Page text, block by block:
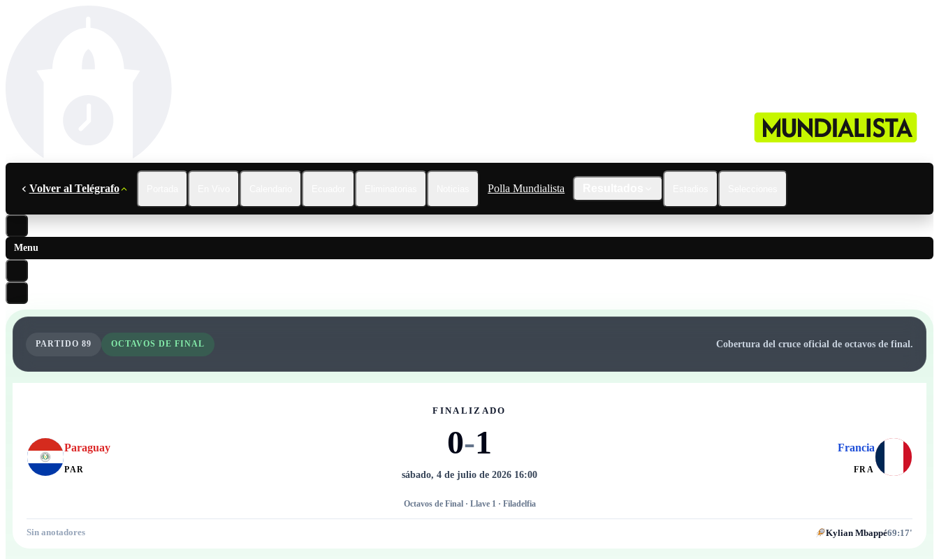
Volver al Telégrafo Polla Mundialista
Menu
PARTIDO 89 OCTAVOS DE FINAL Cobertura del cruce oficial de octavos de final.
Paraguay
PAR
FINALIZADO
0-1
sábado, 4 de julio de 2026 16:00
Octavos de Final · Llave 1 · Filadelfia
Francia
FRA
Sin anotadores Kylian Mbappé69:17'